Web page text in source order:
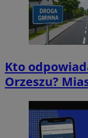
Kto
Orzeszu?